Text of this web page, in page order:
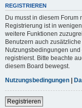
REGISTRIEREN
Du musst in diesem Forum
Registrierung ist in
weitere Funktionen
Benutzern auch
Nutzungsbedingungen
registrierst. Bitte beachte
diesem Board bewegst.
Nutzungsbedingungen |
Registrieren